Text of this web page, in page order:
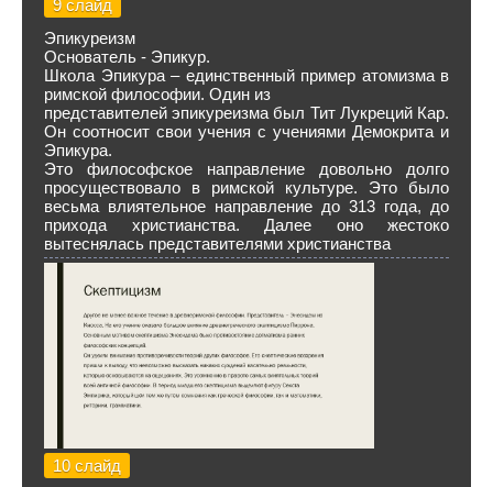
9 слайд
Эпикуреизм
Основатель - Эпикур.
Школа Эпикура – единственный пример атомизма в
римской философии. Один из
представителей эпикуреизма был Тит Лукреций Кар.
Он соотносит свои учения с учениями Демокрита и
Эпикура.
Это философское направление довольно долго
просуществовало в римской культуре. Это было
весьма влиятельное направление до 313 года, до
прихода христианства. Далее оно жестоко
вытеснялась представителями христианства
10 слайд